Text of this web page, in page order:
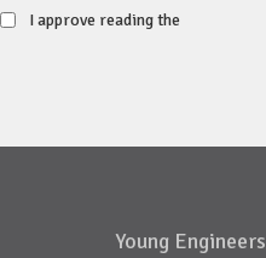
I approve reading the
Young Engineers